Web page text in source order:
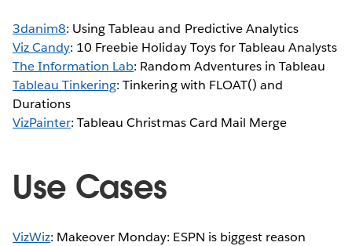
3danim8: Using Tableau and Predictive Analytics
Viz Candy: 10 Freebie Holiday Toys for Tableau Analysts
The Information Lab: Random Adventures in Tableau
Tableau Tinkering: Tinkering with FLOAT() and
Durations
VizPainter: Tableau Christmas Card Mail Merge
Use Cases
VizWiz: Makeover Monday: ESPN is biggest reason